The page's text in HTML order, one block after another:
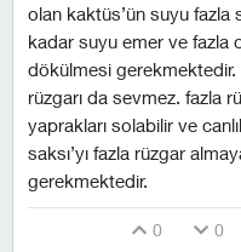
olan kaktüs’ün suyu fazla
kadar suyu emer ve fazla
dökülmesi
rüzgarı da sevmez. fazla
yaprakları solabilir ve
saksı’yı fazla rüzgar
gerekmektedir.
0 0